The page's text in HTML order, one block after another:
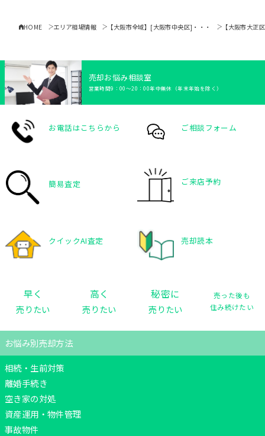
HOME エリア相場情報 【大阪市全域】[大阪市中央区]・・・
売却お悩み相談室
営業時間9：00〜20：00年中無休（年末年始を除く）
お電話はこちらから ご相談フォーム
簡易査定 ご来店予約
クイックAI査定 売却読本
早く
売りたい
高く
売りたい
秘密に
売りたい
売った後も
住み続けたい
お悩み別売却方法
相続・生前対策
離婚手続き
空き家の対処
資産運用・物件管理
事故物件